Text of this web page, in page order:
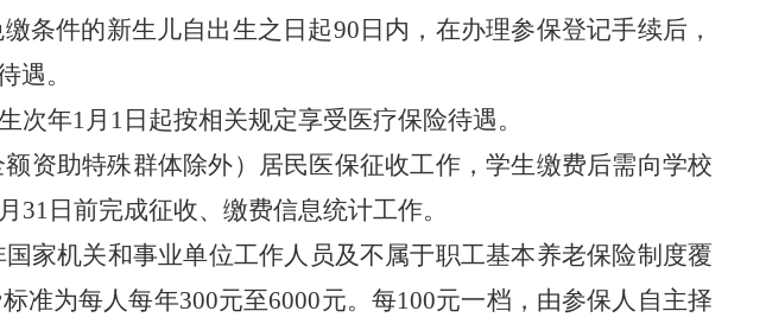
条件的新生儿自出生之日起90日内，在办理参保登记手续后，
遇。
次年1月1日起按相关规定享受医疗保险待遇。
资助特殊群体除外） 居民医保征收工作，学生缴费后需向学校
31日前完成征收、缴费信息统计工作。
家机关和事业单位工作人员及不属于职工基本养老保险制度覆
准为每人每年300元至6000元。每100元一档，由参保人自主择